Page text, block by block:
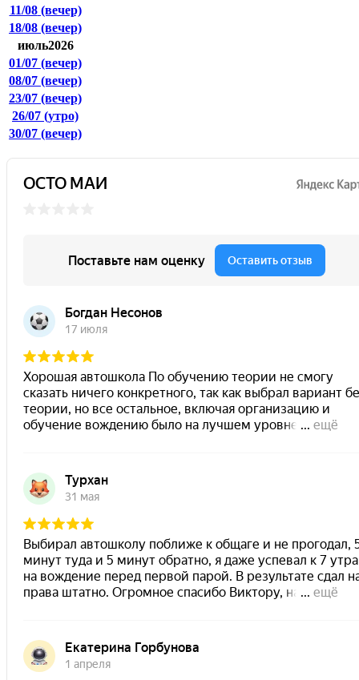
11/08(вечер)
18/08 (вечер)
июль2026
01/07 (вечер)
08/07 (вечер)
23/07 (вечер)
26/07 (утро)
30/07 (вечер)